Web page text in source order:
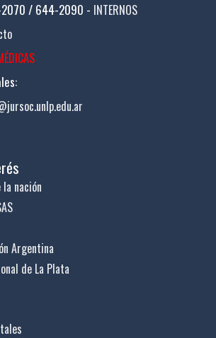
/ 644-2090 - INTERNOS
nación
Argentina
de La Plata